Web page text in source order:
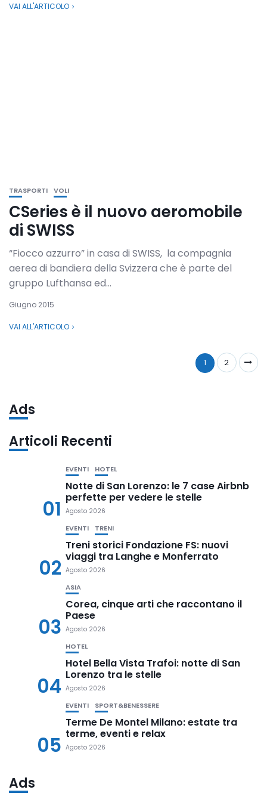
VAI ALL'ARTICOLO
TRASPORTI VOLI
CSeries è il nuovo aeromobile
di SWISS
“Fiocco azzurro” in casa di SWISS, la compagnia
aerea di bandiera della Svizzera che è parte del
gruppo Lufthansa ed...
Giugno 2015
VAI ALL'ARTICOLO
1 2
Ads
Articoli Recenti
01
EVENTI HOTEL
Notte di San Lorenzo: le 7 case Airbnb
perfette per vedere le stelle
Agosto 2026
02
EVENTI TRENI
Treni storici Fondazione FS: nuovi
viaggi tra Langhe e Monferrato
Agosto 2026
03
ASIA
Corea, cinque arti che raccontano il
Paese
Agosto 2026
04
HOTEL
Hotel Bella Vista Trafoi: notte di San
Lorenzo tra le stelle
Agosto 2026
05
EVENTI SPORT&BENESSERE
Terme De Montel Milano: estate tra
terme, eventi e relax
Agosto 2026
Ads